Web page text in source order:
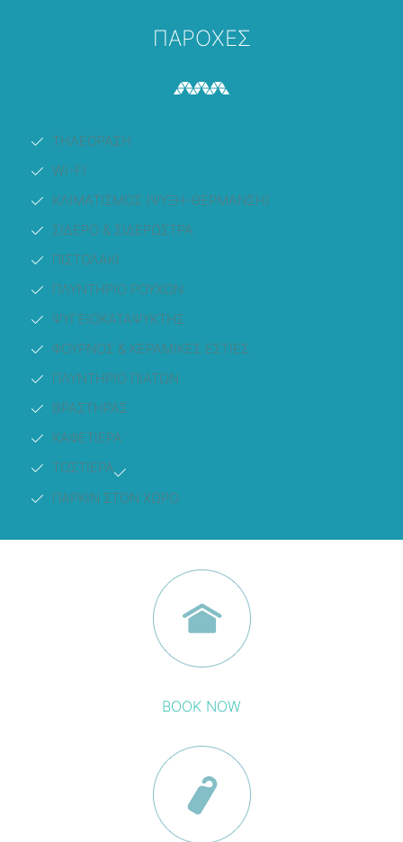
ΠΑΡΟΧΕΣ
ΤΗΛΕΟΡΑΣΗ
WI-FI
ΚΛΙΜΑΤΙΣΜΟΣ (ΨΥΞΗ-ΘΕΡΜΑΝΣΗ)
ΣΙΔΕΡΟ & ΣΙΔΕΡΩΣΤΡΑ
ΠΙΣΤΟΛΑΚΙ
ΠΛΥΝΤΗΡΙΟ ΡΟΥΧΩΝ
ΨΥΓΕΙΟΚΑΤΑΨΥΚΤΗΣ
ΦΟΥΡΝΟΣ & ΚΕΡΑΜΙΚΕΣ ΕΣΤΙΕΣ
ΠΛΥΝΤΗΡΙΟ ΠΙΑΤΩΝ
ΒΡΑΣΤΗΡΑΣ
ΚΑΦΕΤΙΕΡΑ
ΤΟΣΤΙΕΡΑ
ΠΑΡΚΙΝ ΣΤΟΝ ΧΩΡΟ
BOOK NOW